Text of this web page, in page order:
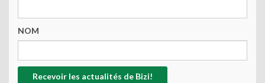
NOM